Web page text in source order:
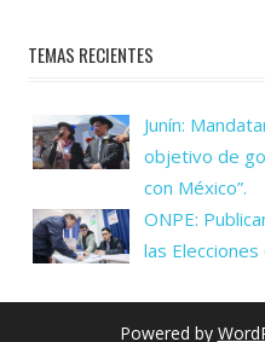
TEMAS RECIENTES
Junín:
objetivo de
con México”.
ONPE:
las
Powered by